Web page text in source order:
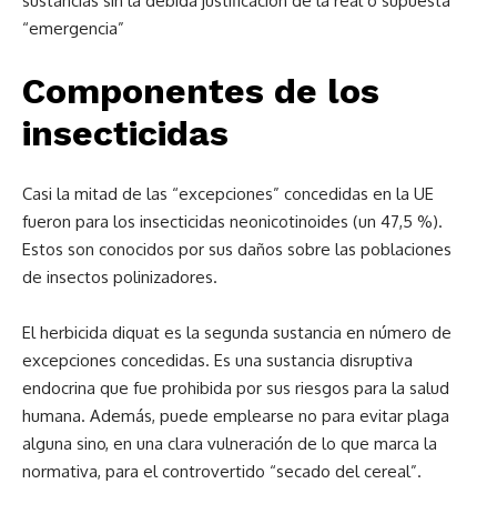
“emergencia”
Componentes de los
insecticidas
Casi la mitad de las “excepciones” concedidas en la UE
fueron para los insecticidas neonicotinoides (un 47,5 %).
Estos son conocidos por sus daños sobre las poblaciones
de insectos polinizadores.
El herbicida diquat es la segunda sustancia en número de
excepciones concedidas. Es una sustancia disruptiva
endocrina que fue prohibida por sus riesgos para la salud
humana. Además, puede emplearse no para evitar plaga
alguna sino, en una clara vulneración de lo que marca la
normativa, para el controvertido “secado del cereal”.